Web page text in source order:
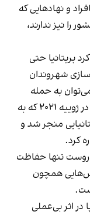
و نهادهایی که
را نیز ندارند،
بریتانیا حتی
شهروندان
به حمله
هوایی سپاه به کشتی تجاری مرسر استریت در ژوییه ۲۰۲۱ که به
منجر شد و
کرد.
تنها حفاظت
همچون
در اثر بی‌عملی